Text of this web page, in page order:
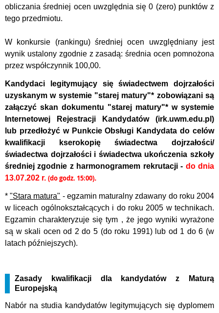
obliczania średniej ocen uwzględnia się 0 (zero) punktów z
tego przedmiotu.
W konkursie (rankingu) średniej ocen uwzględniany jest
wynik ustalony zgodnie z zasadą: średnia ocen pomnożona
przez współczynnik 100,00.
Kandydaci legitymujący się świadectwem dojrzałości
uzyskanym w systemie "starej matury"* zobowiązani są
załączyć skan dokumentu "starej matury"* w systemie
Internetowej Rejestracji Kandydatów (irk.uwm.edu.pl)
lub przedłożyć w Punkcie Obsługi Kandydata do celów
kwalifikacji kserokopię świadectwa dojrzałości/
świadectwa dojrzałości i świadectwa ukończenia szkoły
średniej zgodnie z harmonogramem rekrutacji - do dnia
13.07.202 r. (do godz. 15:00).
*"Stara matura" - egzamin maturalny zdawany do roku 2004
w liceach ogólnokształcących i do roku 2005 w technikach.
Egzamin charakteryzuje się tym , że jego wyniki wyrażone
są w skali ocen od 2 do 5 (do roku 1991) lub od 1 do 6 (w
latach późniejszych).
Zasady kwalifikacji dla kandydatów z Maturą
Europejską
Nabór na studia kandydatów legitymujących się dyplomem